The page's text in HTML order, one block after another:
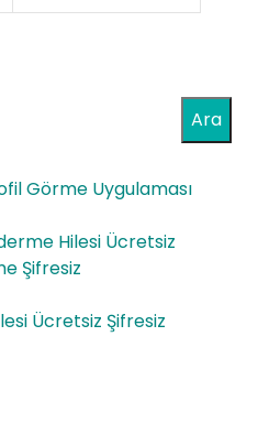
asti
Ara
Görme Uygulaması
Hilesi Ücretsiz
Şifresiz
Ücretsiz Şifresiz